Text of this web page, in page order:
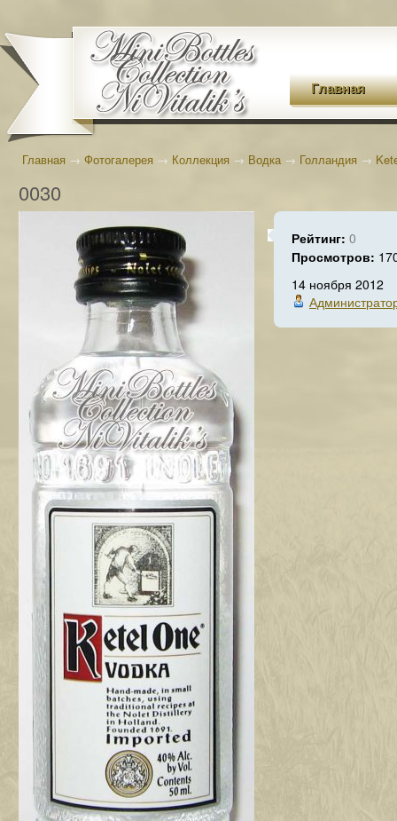
Главная
Главная → Фотогалерея → Коллекция → Водка→ Голландия →
0030
Рейтинг: 0
Просмотров:
14 ноября 2012